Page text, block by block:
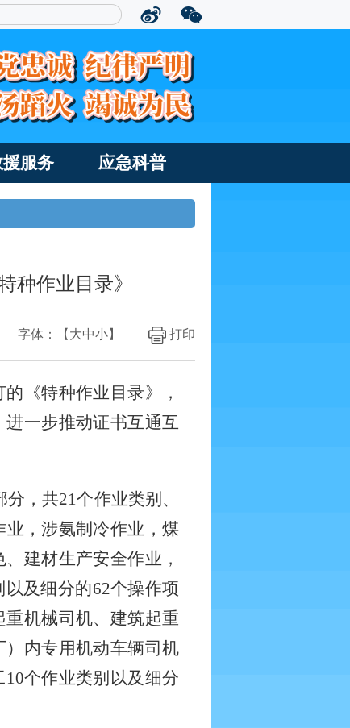
服务 应急科普
种作业目录》
打印
字体：【 大中小】
《特种作业目录》，
一步推动证书互通互
分，共21个作业类别、
，涉氨制冷作业，煤
建材生产安全作业，
及细分的62个操作项
机械司机、建筑起重
内专用机动车辆司机
个作业类别以及细分